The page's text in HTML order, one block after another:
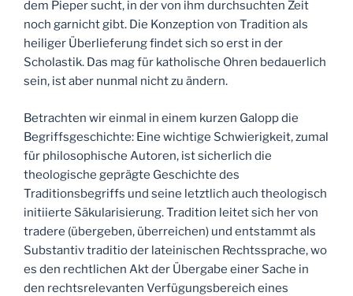
dem Pieper sucht, in der von ihm durchsuchten Zeit
noch garnicht gibt. Die Konzeption von Tradition als
heiliger Überlieferung findet sich so erst in der
Scholastik. Das mag für katholische Ohren bedauerlich
sein, ist aber nunmal nicht zu ändern.
Betrachten wir einmal in einem kurzen Galopp die
Begriffsgeschichte: Eine wichtige Schwierigkeit, zumal
für philosophische Autoren, ist sicherlich die
theologische geprägte Geschichte des
Traditionsbegriffs und seine letztlich auch theologisch
initiierte Säkularisierung. Tradition leitet sich her von
tradere (übergeben, überreichen) und entstammt als
Substantiv traditio der lateinischen Rechtssprache, wo
es den rechtlichen Akt der Übergabe einer Sache in
den rechtsrelevanten Verfügungsbereich eines